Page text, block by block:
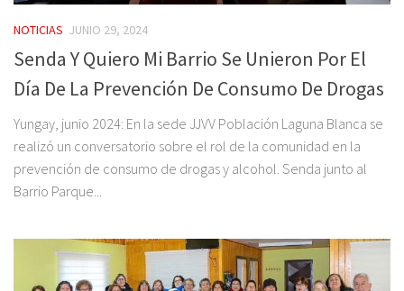
NOTICIAS JUNIO 29, 2024
Senda Y Quiero Mi Barrio Se Unieron Por El
Día De La Prevención De Consumo De Drogas
Yungay, junio 2024: En la sede JJVV Población Laguna Blanca se
realizó un conversatorio sobre el rol de la comunidad en la
prevención de consumo de drogas y alcohol. Senda junto al
Barrio Parque...